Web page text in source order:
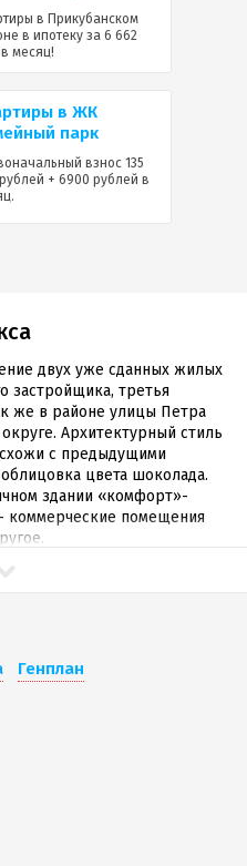
в Прикубанском
в ипотеку за 6 662
месяц!
в ЖК
парк
взнос 135
+ 6900 рублей в
двух уже сданных жилых
застройщика, третья
же в районе улицы Петра
Архитектурный стиль
с предыдущими
цвета шоколада.
здании «комфорт»-
коммерческие помещения
Предыдущие
стоят в два - два с
Генплан